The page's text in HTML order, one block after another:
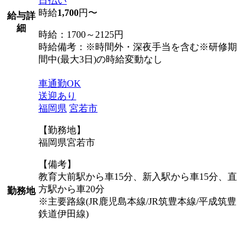
給与詳
細
時給1,700円〜
時給：1700～2125円
時給備考：※時間外・深夜手当を含む※研修期
間中(最大3日)の時給変動なし
勤務地
車通勤OK
送迎あり
福岡県 宮若市
【勤務地】
福岡県宮若市
【備考】
教育大前駅から車15分、新入駅から車15分、直
方駅から車20分
※主要路線(JR鹿児島本線/JR筑豊本線/平成筑豊
鉄道伊田線)